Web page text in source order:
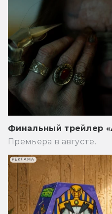
Финальный трейлер
Премьера в августе.
РЕКЛАМА